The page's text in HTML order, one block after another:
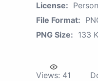
License:
File Format:
PNG Size: 133
Views: 41